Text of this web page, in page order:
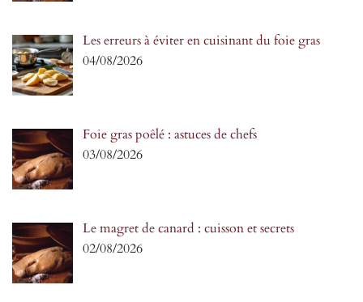
Les erreurs à éviter en cuisinant du foie gras
04/08/2026
Foie gras poêlé : astuces de chefs
03/08/2026
Le magret de canard : cuisson et secrets
02/08/2026